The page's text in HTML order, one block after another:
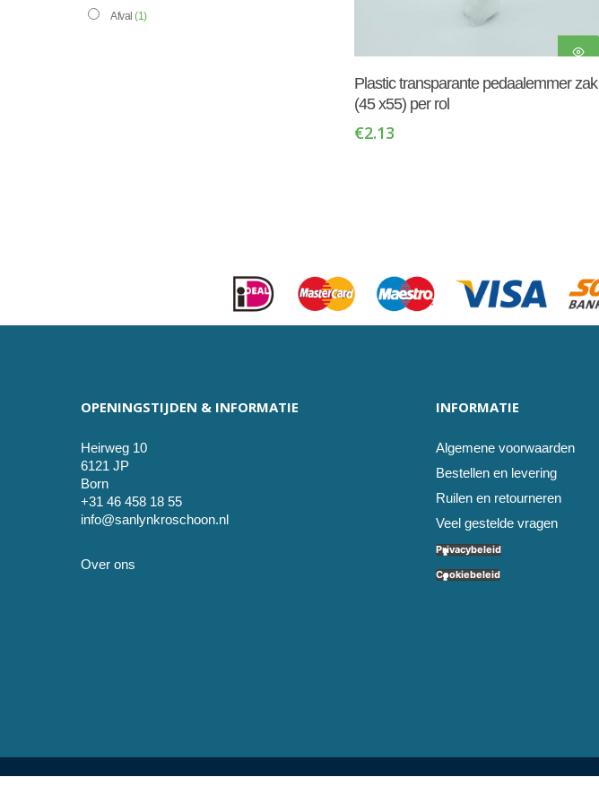
Afval (1)
Toevoegen Aan
Winkelwagen
Plastic transparante pedaalemmer zak
(45 x55) per rol
€2.13
OPENINGSTIJDEN & INFORMATIE
Heirweg 10
6121 JP
Born
+31 46 458 18 55
info@sanlynkroschoon.nl
Over ons
INFORMATIE
Algemene voorwaarden
Bestellen en levering
Ruilen en retourneren
Veel gestelde vragen
Privacybeleid
Cookiebeleid